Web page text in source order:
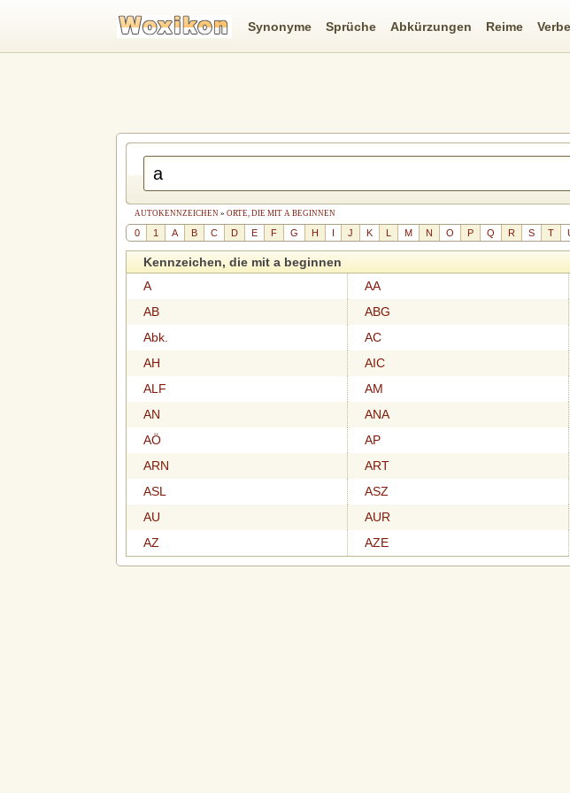
AUTOKENNZEICHEN » ORTE, DIE MIT A BEGINNEN
0 1 A B C D E F G H I J K L M N O P Q R S T
Kennzeichen, die mit a beginnen
A
AA
AB
ABG
Abk.
AC
AH
AIC
ALF
AM
AN
ANA
AÖ
AP
ARN
ART
ASL
ASZ
AU
AUR
AZ
AZE
Synonyme Sprüche Abkürzungen Reime